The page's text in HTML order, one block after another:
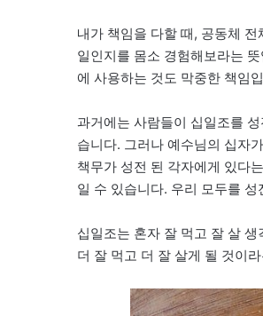
내가 책임을 다할 때, 공동체
일인지를 몸소 경험해보라는
에 사용하는 것도 막중한 책임
과거에는 사람들이 십일조를
습니다. 그러나 예수님의 십자
책무가 성전 된 각자에게 있다
일 수 있습니다. 우리 모두를
십일조는 혼자 잘 먹고 잘 살
더 잘 먹고 더 잘 살게 될 것이